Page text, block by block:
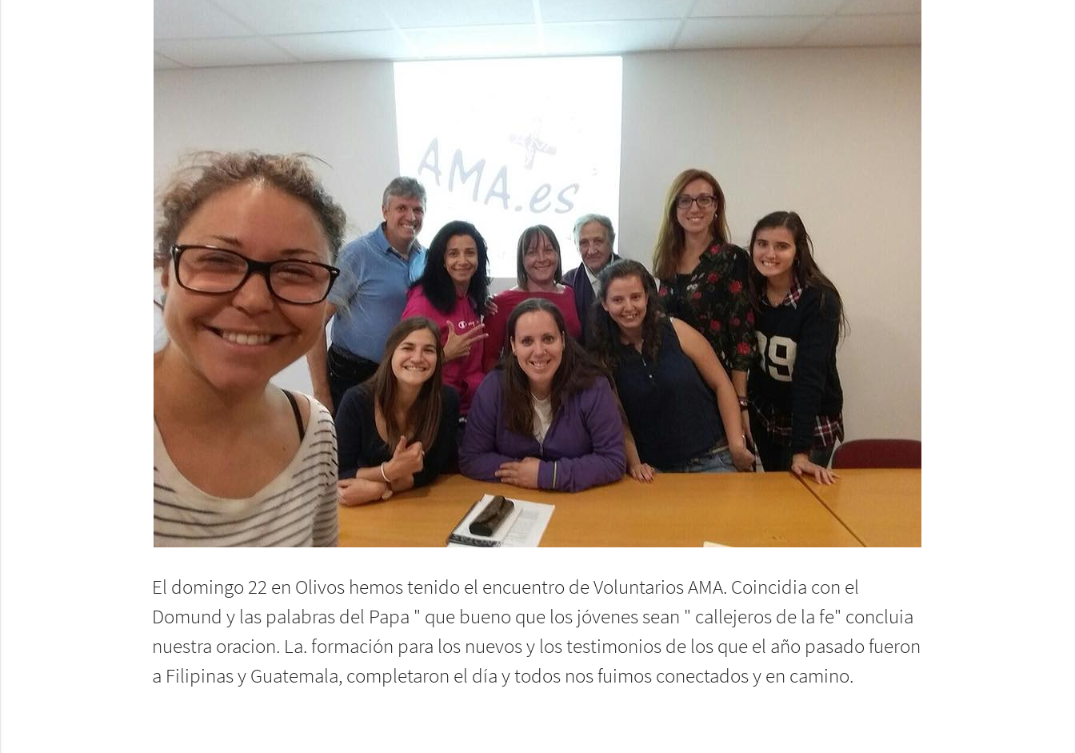
El domingo 22 en Olivos hemos tenido el encuentro de Voluntarios AMA. Coincidia con el
Domund y las palabras del Papa " que bueno que los jóvenes sean " callejeros de la fe" concluia
nuestra oracion. La. formación para los nuevos y los testimonios de los que el año pasado fueron
a Filipinas y Guatemala, completaron el día y todos nos fuimos conectados y en camino.